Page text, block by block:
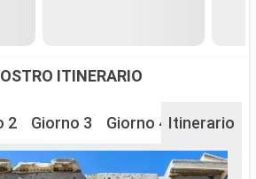
ITINERARIO
2 Giorno 3 Giorno 4 Giorno 5
Itinerario